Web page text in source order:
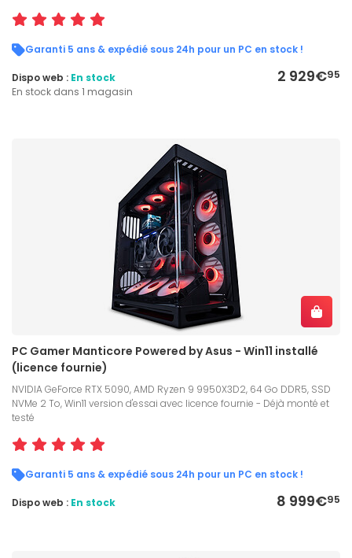
Garanti 5 ans & expédié sous 24h pour un PC en stock !
2 929€95
Dispo web : En stock
En stock dans 1 magasin
PC Gamer Manticore Powered by Asus - Win11 installé
(licence fournie)
NVIDIA GeForce RTX 5090, AMD Ryzen 9 9950X3D2, 64 Go DDR5, SSD
NVMe 2 To, Win11 version d'essai avec licence fournie - Déjà monté et
testé
Garanti 5 ans & expédié sous 24h pour un PC en stock !
8 999€95
Dispo web : En stock